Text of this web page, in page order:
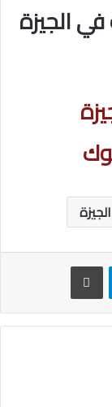
الجيزة
تيلقرام طباعة